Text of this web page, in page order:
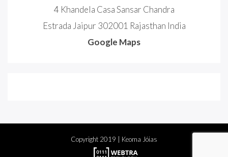
4 Khandela Casa Sansar Chandra
Estrada Jaipur 302001 Rajasthan India
Google Maps
Copyright 2019 | Keoma Jóias